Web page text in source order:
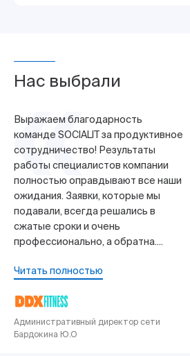
Нас выбрали
Выражаем благодарность
команде SOCIALIT за продуктивное
сотрудничество! Результаты
работы специалистов компании
полностью оправдывают все наши
ожидания. Заявки, которые мы
подавали, всегда решались в
сжатые сроки и очень
профессионально, а обратна....
Читать полностью
Административный директор сети
Бардокина Ю.О